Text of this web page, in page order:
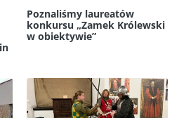
Poznaliśmy laureatów
konkursu „Zamek Królewski
w obiektywie”